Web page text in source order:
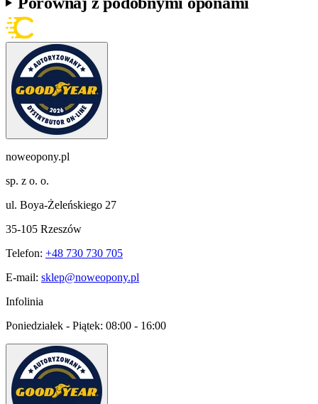
noweopony.pl
sp. z o. o.
ul. Boya-Żeleńskiego 27
35-105 Rzeszów
Telefon: +48 730 730 705
E-mail: sklep@noweopony.pl
Infolinia
Poniedziałek - Piątek: 08:00 - 16:00